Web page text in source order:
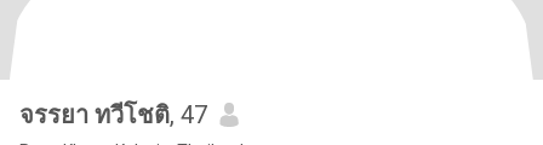
จรรยา ทวีโชติ, 47